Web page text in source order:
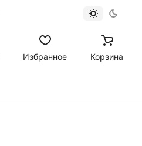
Избранное Корзина